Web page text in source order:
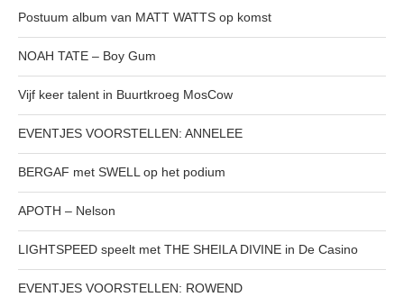
Postuum album van MATT WATTS op komst
NOAH TATE – Boy Gum
Vijf keer talent in Buurtkroeg MosCow
EVENTJES VOORSTELLEN: ANNELEE
BERGAF met SWELL op het podium
APOTH – Nelson
LIGHTSPEED speelt met THE SHEILA DIVINE in De Casino
EVENTJES VOORSTELLEN: ROWEND